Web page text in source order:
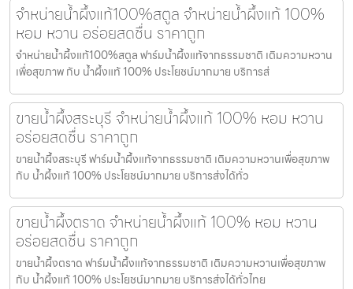
จำหน่ายน้ำผึ้งแท้100%สตูล จำหน่ายน้ำผึ้งแท้ 100%
หอม หวาน อร่อยสดชื่น ราคาถูก
จำหน่ายน้ำผึ้งแท้100%สตูล ฟาร์มน้ำผึ้งแท้จากธรรมชาติ เติมความหวาน
เพื่อสุขภาพ กับ น้ำผึ้งแท้ 100% ประโยชน์มากมาย บริการส่
ขายน้ำผึ้งสระบุรี จำหน่ายน้ำผึ้งแท้ 100% หอม หวาน
อร่อยสดชื่น ราคาถูก
ขายน้ำผึ้งสระบุรี ฟาร์มน้ำผึ้งแท้จากธรรมชาติ เติมความหวานเพื่อสุขภาพ
กับ น้ำผึ้งแท้ 100% ประโยชน์มากมาย บริการส่งได้ทั่ว
ขายน้ำผึ้งตราด จำหน่ายน้ำผึ้งแท้ 100% หอม หวาน
อร่อยสดชื่น ราคาถูก
ขายน้ำผึ้งตราด ฟาร์มน้ำผึ้งแท้จากธรรมชาติ เติมความหวานเพื่อสุขภาพ
กับ น้ำผึ้งแท้ 100% ประโยชน์มากมาย บริการส่งได้ทั่วไทย